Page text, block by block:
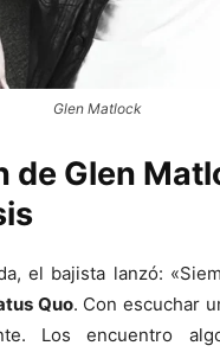
Glen Matlock
de Glen
el bajista lanzó:
Quo. Con escuchar
Los encuentro